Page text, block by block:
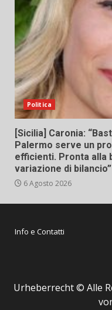
Politica
[Sicilia] Caronia:
Palermo serve un
efficienti. Pronta alla
variazione di bilancio”
6 Agosto 2026
Info e Contatti
Urheberrecht © Alle